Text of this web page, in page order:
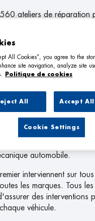
ateliers de réparation
trouverez toujours un
et des
et d'entretien
gamme complète de
automobile. De la vidange
ou le
automobile.
interviennent sur
les marques. Tous
des interventions
véhicule.
All Cookies”, you agree to the
site navigation, analyze site
Politique de cookies
All Accept
Cookie Settings